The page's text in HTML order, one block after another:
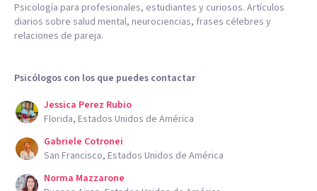
Psicología para profesionales, estudiantes y curiosos. Artículos
diarios sobre salud mental, neurociencias, frases célebres y
relaciones de pareja.
Psicólogos con los que puedes contactar
Jessica Perez Rubio
Florida, Estados Unidos de América
Gabriele Cotronei
San Francisco, Estados Unidos de América
Norma Mazzarone